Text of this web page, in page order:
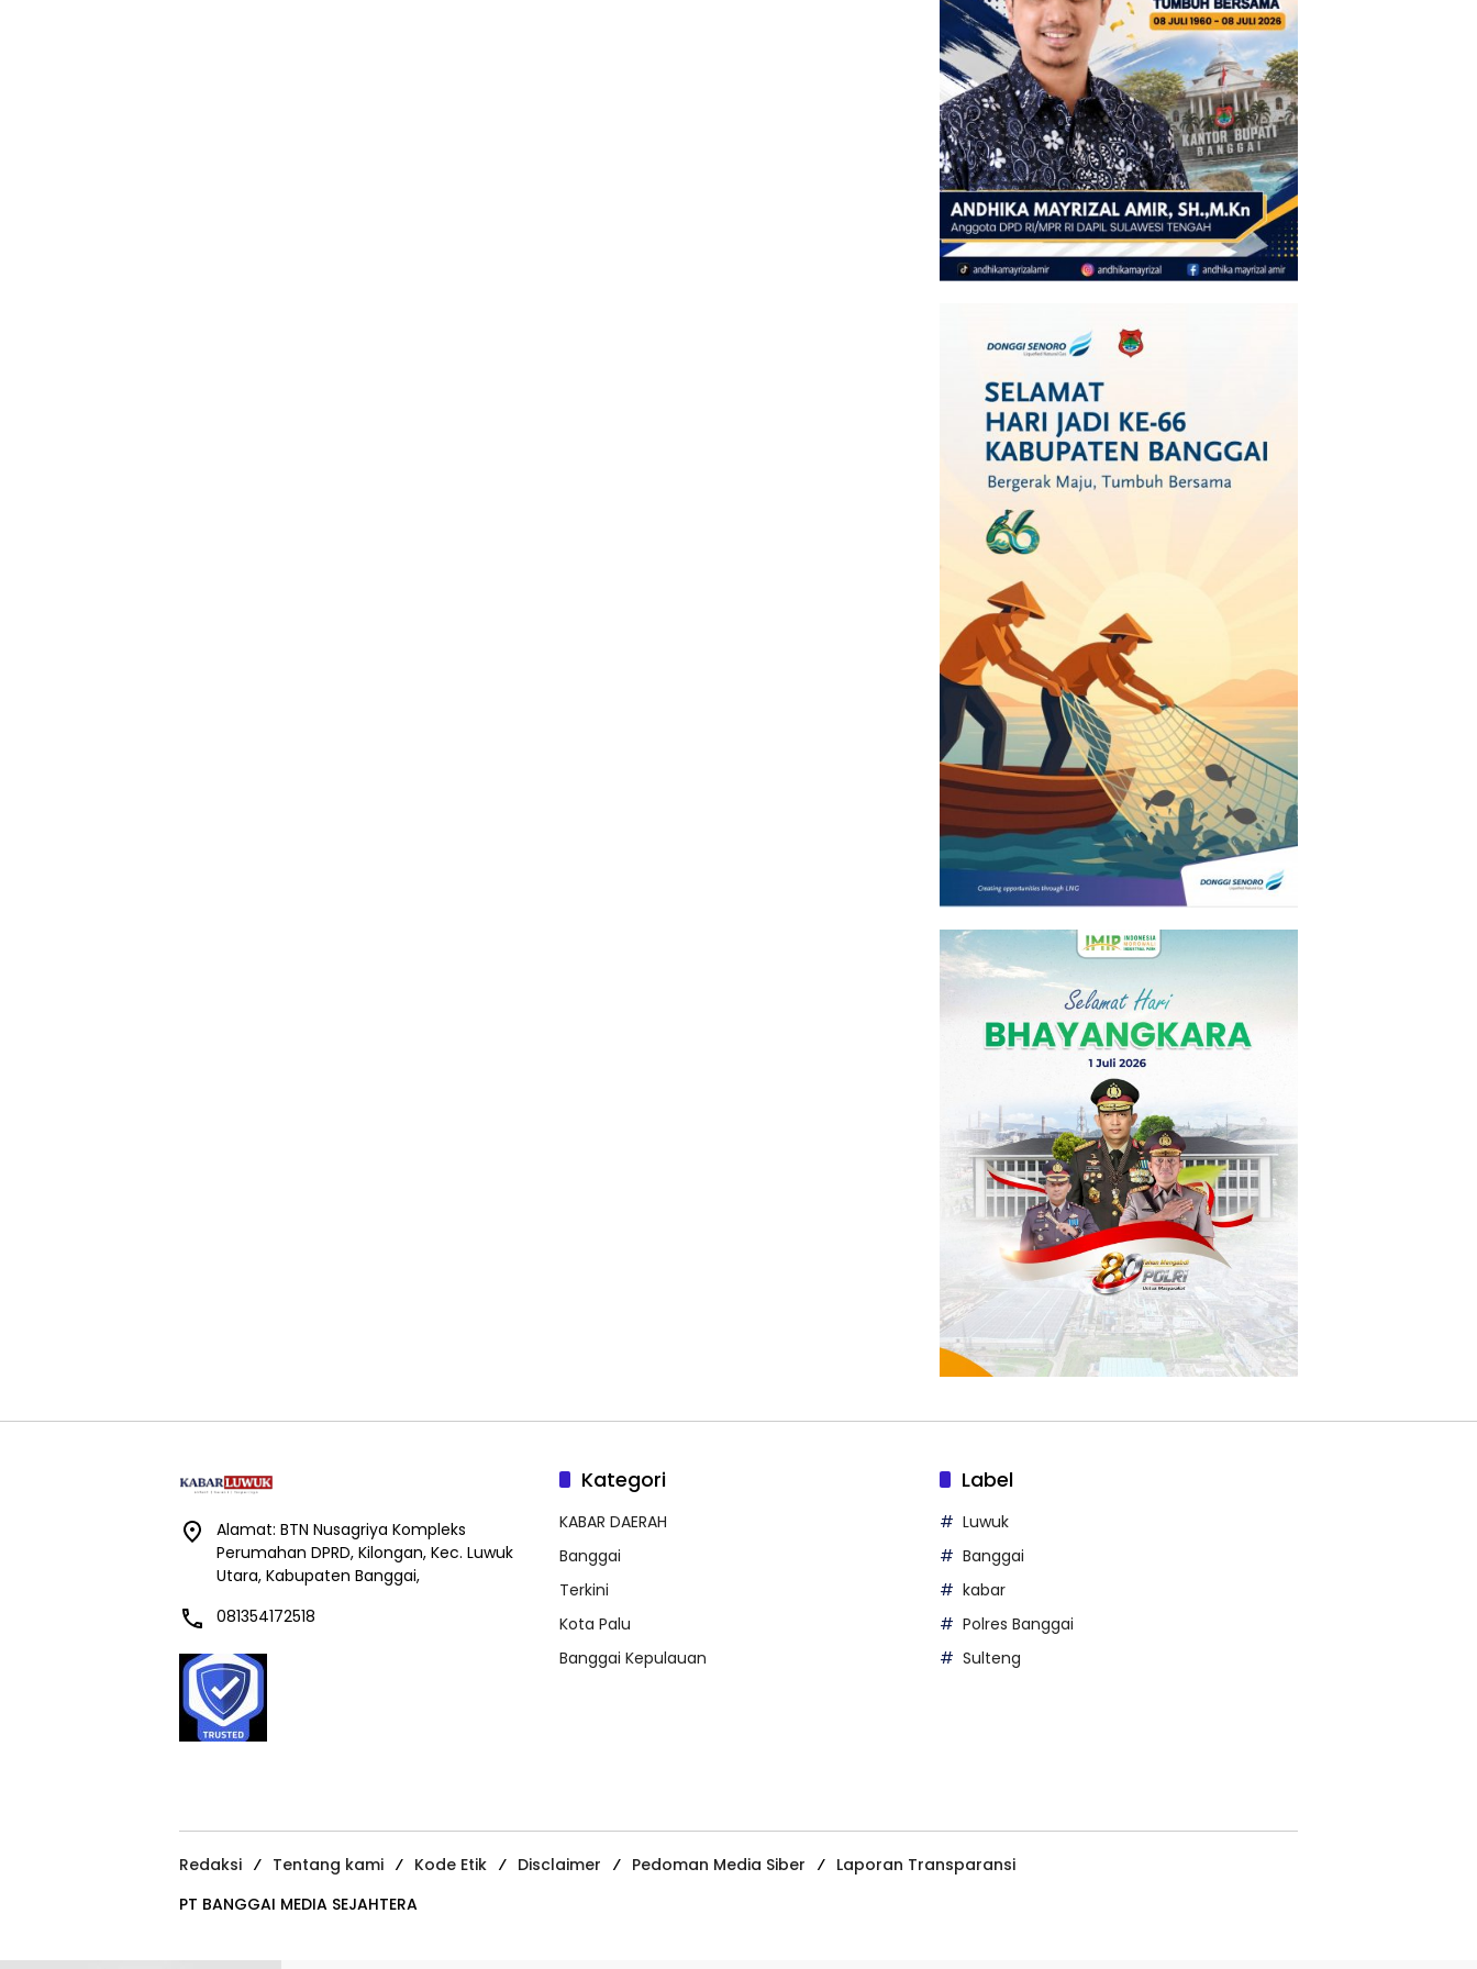
Alamat: BTN Nusagriya Kompleks
Perumahan DPRD, Kilongan, Kec. Luwuk
Utara, Kabupaten Banggai,
081354172518
Kategori
KABAR DAERAH
Banggai
Terkini
Kota Palu
Banggai Kepulauan
Label
Luwuk
Banggai
kabar
Polres Banggai
Sulteng
Redaksi Tentang kami Kode Etik Disclaimer Pedoman Media Siber
Laporan Transparansi
PT BANGGAI MEDIA SEJAHTERA